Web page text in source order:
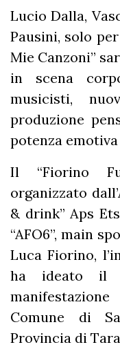
Lucio Dalla,
Pausini, solo
Mie Canzoni”
in scena
musicisti,
produzione
potenza
Il “Fiorino
organizzato
& drink” Aps
“AFO6”, main
Luca Fiorino,
ha ideato il
Comune di
Provincia di